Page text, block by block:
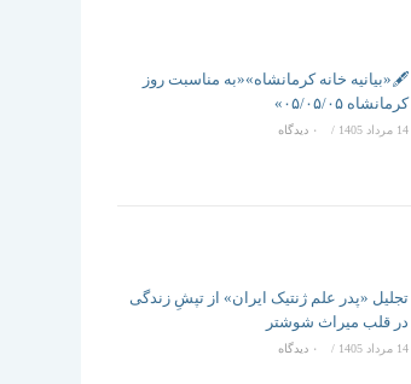
🖋️«بیانیه خانه کرمانشاه»«به مناسبت روز
کرمانشاه ۰۵/۰۵/۰۵»
14 مرداد 1405 / ۰ دیدگاه
تجلیل «پدر علم ژنتیک ایران» از تپشِ زندگی
در قلب میراث شوشتر
14 مرداد 1405 / ۰ دیدگاه